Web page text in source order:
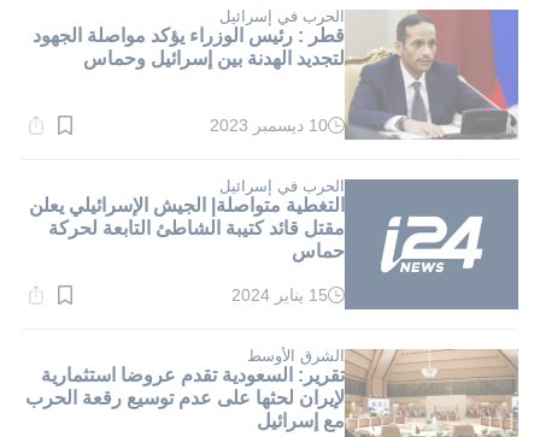
دقيقة.
الحرب في إسرائيل
قطر : رئيس الوزراء يؤكد مواصلة الجهود
لتجديد الهدنة بين إسرائيل وحماس
وقت
دقيقة.
10 ديسمبر 2023
الحرب في إسرائيل
التغطية متواصلة| الجيش الإسرائيلي يعلن
مقتل قائد كتيبة الشاطئ التابعة لحركة
حماس
وقت
دقيقة.
15 يناير 2024
الشرق الأوسط
تقرير: السعودية تقدم عروضا استثمارية
لإيران لحثها على عدم توسيع رقعة الحرب
مع إسرائيل